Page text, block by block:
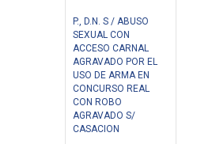
P., D.N. S / ABUSO
SEXUAL CON
ACCESO CARNAL
AGRAVADO POR EL
USO DE ARMA EN
CONCURSO REAL
CON ROBO
AGRAVADO S/
CASACION